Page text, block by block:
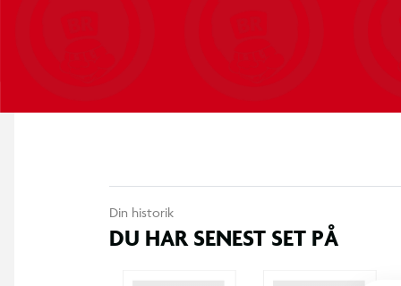
Din historik
DU HAR SENEST SET PÅ